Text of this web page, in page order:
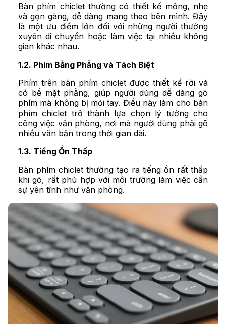
Bàn phím chiclet thường có thiết kế mỏng, nhẹ
và gọn gàng, dễ dàng mang theo bên mình. Đây
là một ưu điểm lớn đối với những người thường
xuyên di chuyển hoặc làm việc tại nhiều không
gian khác nhau.
1.2. Phím Bằng Phẳng và Tách Biệt
Phím trên bàn phím chiclet được thiết kế rời và
có bề mặt phẳng, giúp người dùng dễ dàng gõ
phím mà không bị mỏi tay. Điều này làm cho bàn
phím chiclet trở thành lựa chọn lý tưởng cho
công việc văn phòng, nơi mà người dùng phải gõ
nhiều văn bản trong thời gian dài.
1.3. Tiếng Ồn Thấp
Bàn phím chiclet thường tạo ra tiếng ồn rất thấp
khi gõ, rất phù hợp với môi trường làm việc cần
sự yên tĩnh như văn phòng.